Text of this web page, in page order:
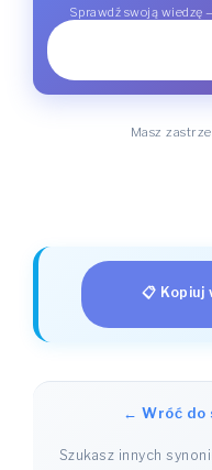
Sprawdź swoją wiedzę
Masz
📋 Kopiuj
← Wróć do
Szukasz innych